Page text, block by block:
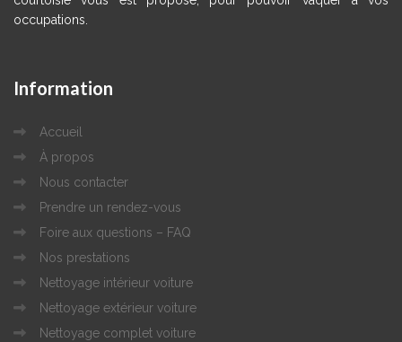
occupations.
Information
Accueil
À propos
Nous contacter
Prendre un rendez-vous
Foire aux questions – FAQ
Nos prestations
Nettoyage intérieur voiture
Nettoyage extérieur voiture
Nettoyage complet voiture